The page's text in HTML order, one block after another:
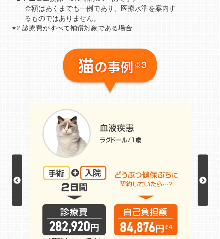
金額はあくまでも一例であり、医療水準を案内す
るものではありません。
※2 診療費がすべて補償対象である場合